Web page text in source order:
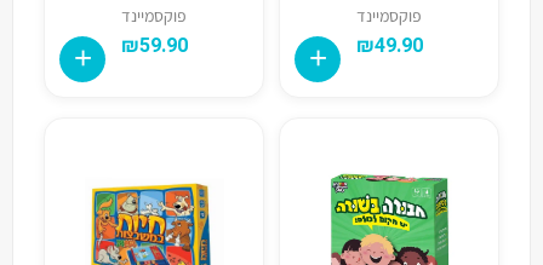
פוקסמיינד
₪49.90
פוקסמיינד
₪59.90